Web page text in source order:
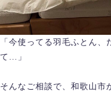
「今使ってる羽毛ふとん
て…」
そんなご相談で、和歌山市